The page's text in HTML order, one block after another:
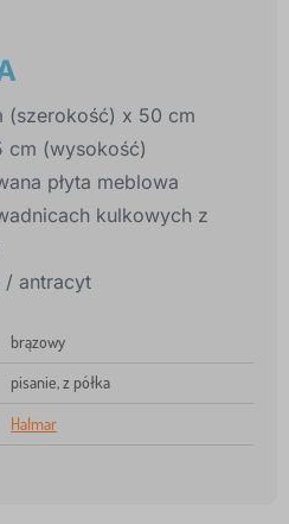
(szerokość) x 50 cm
cm (wysokość)
płyta meblowa
kulkowych z
/ antracyt
brązowy
pisanie, z półka
Halmar